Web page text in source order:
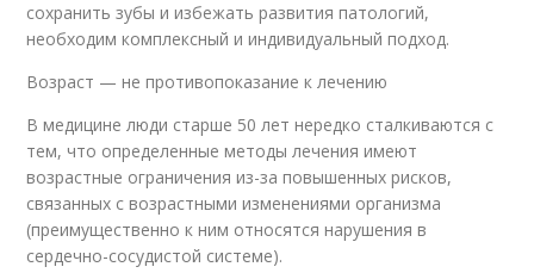
сохранить зубы и избежать развития патологий,
необходим комплексный и индивидуальный подход.
Возраст — не противопоказание к лечению
В медицине люди старше 50 лет нередко сталкиваются с
тем, что определенные методы лечения имеют
возрастные ограничения из-за повышенных рисков,
связанных с возрастными изменениями организма
(преимущественно к ним относятся нарушения в
сердечно-сосудистой системе).